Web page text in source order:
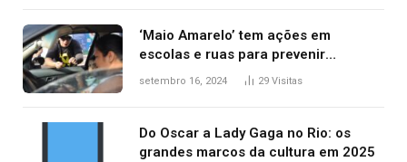
‘Maio Amarelo’ tem ações em
escolas e ruas para prevenir
acidentes no trânsito no AP
setembro 16, 2024 29 Visitas
Do Oscar a Lady Gaga no Rio: os
grandes marcos da cultura em 2025